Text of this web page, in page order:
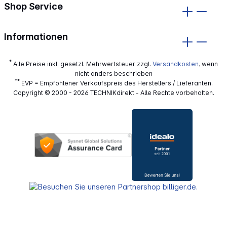
Shop Service
Informationen
* Alle Preise inkl. gesetzl. Mehrwertsteuer zzgl. Versandkosten, wenn
nicht anders beschrieben
**EVP = Empfohlener Verkaufspreis des Herstellers / Lieferanten.
Copyright © 2000 - 2026 TECHNIKdirekt - Alle Rechte vorbehalten.